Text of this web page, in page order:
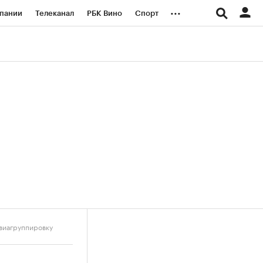
Телеканал РБК Вино Спорт ...